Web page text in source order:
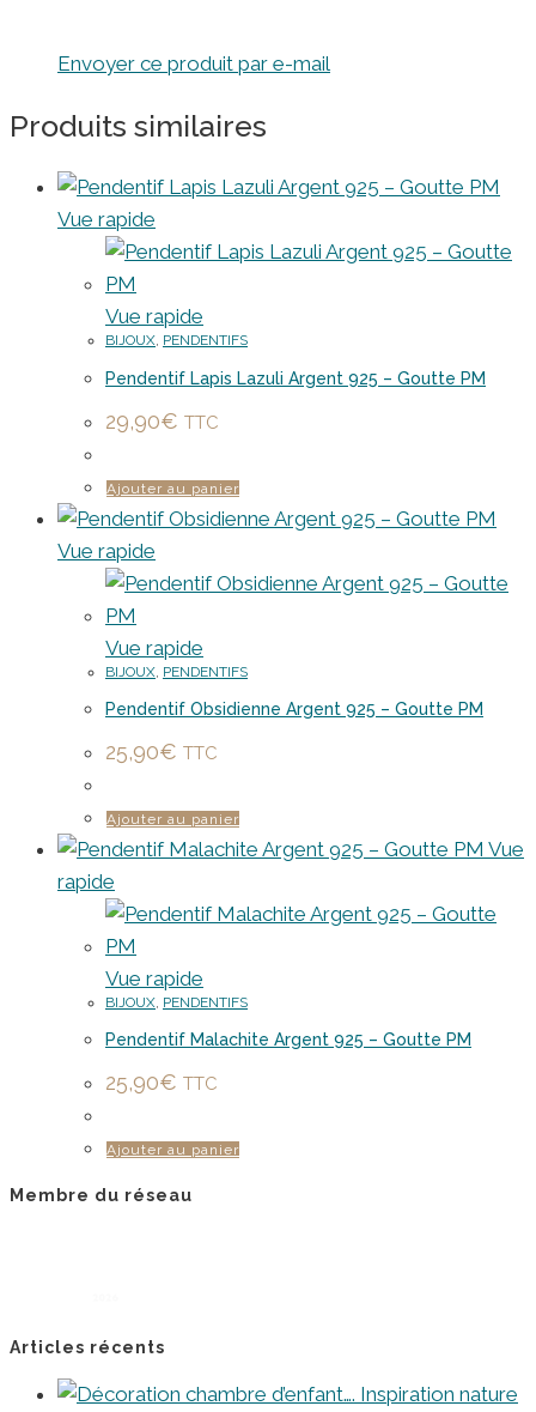
Envoyer ce produit par e-mail
Produits similaires
Vue rapide
Vue rapide
BIJOUX, PENDENTIFS
Pendentif Lapis Lazuli Argent 925 – Goutte PM
29,90€ TTC
Ajouter au panier
Vue rapide
Vue rapide
BIJOUX PENDENTIFS
Pendentif Obsidienne Argent 925 – Goutte PM
25,90€ TTC
Ajouter au panier
Vue
rapide
Vue rapide
BIJOUX, PENDENTIFS
Pendentif Malachite Argent 925 – Goutte PM
25,90€ TTC
Ajouter au panier
Membre du réseau
Articles récents